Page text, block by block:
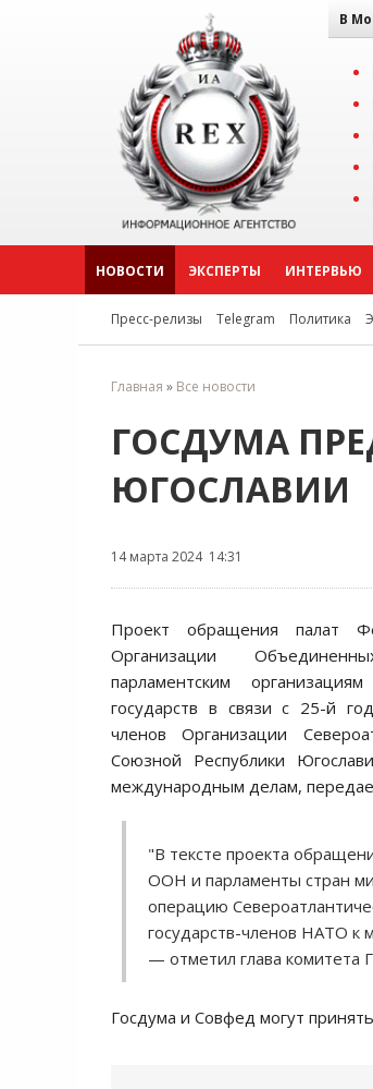
В
НОВОСТИ ЭКСПЕРТЫ ИНТЕРВЬЮ
Пресс-релизы Telegram Политика
Главная » Все новости
ГОСДУМА
ЮГОСЛАВИИ
14 марта 2024 14:31
Проект обращения палат
Организации
парламентским
государств в связи с 25-й
членов Организации
Союзной Республики
международным делам,
"В тексте проекта
ООН и парламенты стран
операцию
государств-членов НАТО к
— отметил глава комитета
Госдума и Совфед могут